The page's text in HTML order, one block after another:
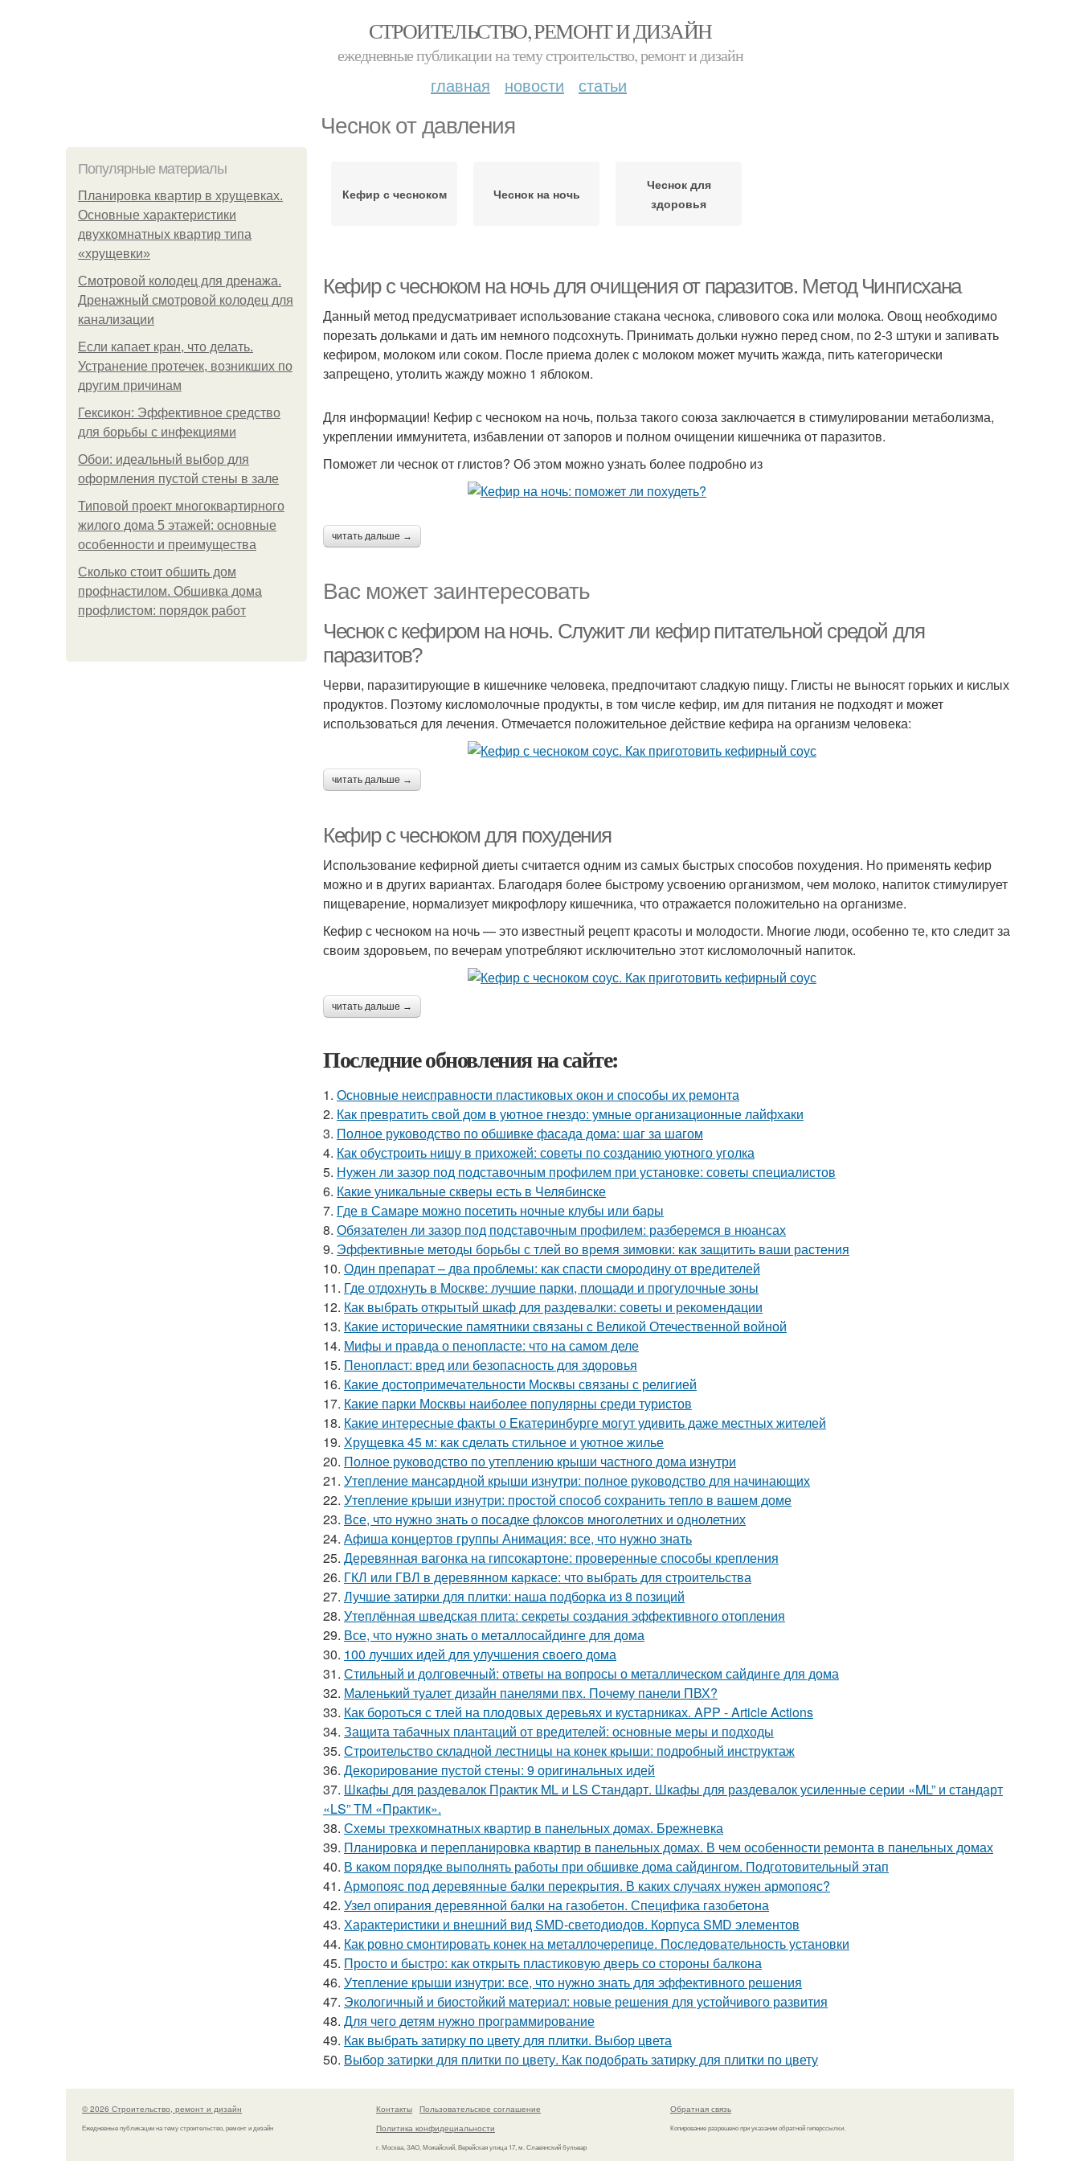
СТРОИТЕЛЬСТВО, РЕМОНТ И ДИЗАЙН
ежедневные публикации на тему строительство, ремонт и дизайн
главная новости статьи
Чеснок от давления
Популярные материалы
Планировка квартир в хрущевках.
Основные характеристики
двухкомнатных квартир типа
«хрущевки»
Смотровой колодец для дренажа.
Дренажный смотровой колодец для
канализации
Если капает кран, что делать.
Устранение протечек, возникших по
другим причинам
Гексикон: Эффективное средство
для борьбы с инфекциями
Обои: идеальный выбор для
оформления пустой стены в зале
Типовой проект многоквартирного
жилого дома 5 этажей: основные
особенности и преимущества
Сколько стоит обшить дом
профнастилом. Обшивка дома
профлистом: порядок работ
Кефир с чесноком Чеснок на ночь
Чеснок для
здоровья
Кефир с чесноком на ночь для очищения от паразитов. Метод Чингисхана
Данный метод предусматривает использование стакана чеснока, сливового сока или молока. Овощ необходимо
порезать дольками и дать им немного подсохнуть. Принимать дольки нужно перед сном, по 2-3 штуки и запивать
кефиром, молоком или соком. После приема долек с молоком может мучить жажда, пить категорически
запрещено, утолить жажду можно 1 яблоком.
Для информации! Кефир с чесноком на ночь, польза такого союза заключается в стимулировании метаболизма,
укреплении иммунитета, избавлении от запоров и полном очищении кишечника от паразитов.
Поможет ли чеснок от глистов? Об этом можно узнать более подробно из
читать дальше →
Вас может заинтересовать
Чеснок с кефиром на ночь. Служит ли кефир питательной средой для
паразитов?
Черви, паразитирующие в кишечнике человека, предпочитают сладкую пищу. Глисты не выносят горьких и кислых
продуктов. Поэтому кисломолочные продукты, в том числе кефир, им для питания не подходят и может
использоваться для лечения. Отмечается положительное действие кефира на организм человека:
читать дальше →
Кефир с чесноком для похудения
Использование кефирной диеты считается одним из самых быстрых способов похудения. Но применять кефир
можно и в других вариантах. Благодаря более быстрому усвоению организмом, чем молоко, напиток стимулирует
пищеварение, нормализует микрофлору кишечника, что отражается положительно на организме.
Кефир с чесноком на ночь — это известный рецепт красоты и молодости. Многие люди, особенно те, кто следит за
своим здоровьем, по вечерам употребляют исключительно этот кисломолочный напиток.
читать дальше →
Последние обновления на сайте:
1. Основные неисправности пластиковых окон и способы их ремонта
2. Как превратить свой дом в уютное гнездо: умные организационные лайфхаки
3. Полное руководство по обшивке фасада дома: шаг за шагом
4. Как обустроить нишу в прихожей: советы по созданию уютного уголка
5. Нужен ли зазор под подставочным профилем при установке: советы специалистов
6. Какие уникальные скверы есть в Челябинске
7. Где в Самаре можно посетить ночные клубы или бары
8. Обязателен ли зазор под подставочным профилем: разберемся в нюансах
9. Эффективные методы борьбы с тлей во время зимовки: как защитить ваши растения
10. Один препарат – два проблемы: как спасти смородину от вредителей
11. Где отдохнуть в Москве: лучшие парки, площади и прогулочные зоны
12. Как выбрать открытый шкаф для раздевалки: советы и рекомендации
13. Какие исторические памятники связаны с Великой Отечественной войной
14. Мифы и правда о пенопласте: что на самом деле
15. Пенопласт: вред или безопасность для здоровья
16. Какие достопримечательности Москвы связаны с религией
17. Какие парки Москвы наиболее популярны среди туристов
18. Какие интересные факты о Екатеринбурге могут удивить даже местных жителей
19. Хрущевка 45 м: как сделать стильное и уютное жилье
20. Полное руководство по утеплению крыши частного дома изнутри
21. Утепление мансардной крыши изнутри: полное руководство для начинающих
22. Утепление крыши изнутри: простой способ сохранить тепло в вашем доме
23. Все, что нужно знать о посадке флоксов многолетних и однолетних
24. Афиша концертов группы Анимация: все, что нужно знать
25. Деревянная вагонка на гипсокартоне: проверенные способы крепления
26. ГКЛ или ГВЛ в деревянном каркасе: что выбрать для строительства
27. Лучшие затирки для плитки: наша подборка из 8 позиций
28. Утеплённая шведская плита: секреты создания эффективного отопления
29. Все, что нужно знать о металлосайдинге для дома
30. 100 лучших идей для улучшения своего дома
31. Стильный и долговечный: ответы на вопросы о металлическом сайдинге для дома
32. Маленький туалет дизайн панелями пвх. Почему панели ПВХ?
33. Как бороться с тлей на плодовых деревьях и кустарниках. APP - Article Actions
34. Защита табачных плантаций от вредителей: основные меры и подходы
35. Строительство складной лестницы на конек крыши: подробный инструктаж
36. Декорирование пустой стены: 9 оригинальных идей
37. Шкафы для раздевалок Практик ML и LS Стандарт. Шкафы для раздевалок усиленные серии «ML” и стандарт
«LS” ТМ «Практик».
38. Схемы трехкомнатных квартир в панельных домах. Брежневка
39. Планировка и перепланировка квартир в панельных домах. В чем особенности ремонта в панельных домах
40. В каком порядке выполнять работы при обшивке дома сайдингом. Подготовительный этап
41. Армопояс под деревянные балки перекрытия. В каких случаях нужен армопояс?
42. Узел опирания деревянной балки на газобетон. Специфика газобетона
43. Характеристики и внешний вид SMD-светодиодов. Корпуса SMD элементов
44. Как ровно смонтировать конек на металлочерепице. Последовательность установки
45. Просто и быстро: как открыть пластиковую дверь со стороны балкона
46. Утепление крыши изнутри: все, что нужно знать для эффективного решения
47. Экологичный и биостойкий материал: новые решения для устойчивого развития
48. Для чего детям нужно программирование
49. Как выбрать затирку по цвету для плитки. Выбор цвета
50. Выбор затирки для плитки по цвету. Как подобрать затирку для плитки по цвету
© 2026 Строительство, ремонт и дизайн
Ежедневные публикации на тему строительство, ремонт и дизайн
Контакты
Пользовательское соглашение
Политика конфидециальности
г. Москва, ЗАО, Можайский, Верейская улица 17, м. Славянский бульвар
Обратная связь
Копирование разрешено при указании обратной гиперссылки.